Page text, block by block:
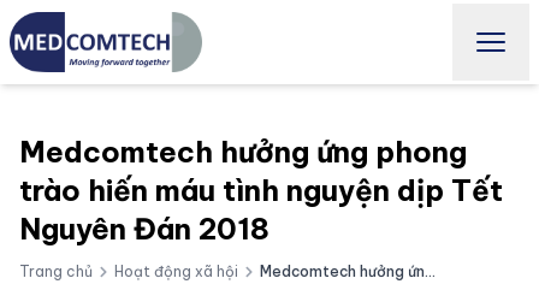
Medcomtech hưởng ứng phong
trào hiến máu tình nguyện dịp Tết
Nguyên Đán 2018
Trang chủ Hoạt động xã hội Medcomtech hưởng ứng phong trào hiến máu tình nguyện dịp Tết Nguyên Đán 2018